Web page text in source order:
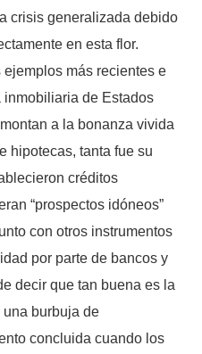
crisis generalizada debido
en esta flor.
más recientes e
inmobiliaria de Estados
a la bonanza vivida
hipotecas, tanta fue su
créditos
“prospectos idóneos”
con otros instrumentos
por parte de bancos y
decir que tan buena es la
una burbuja de
concluida cuando los